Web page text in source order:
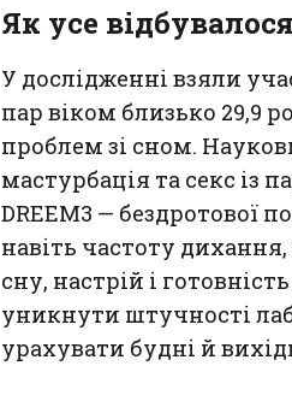
Як усе відбувалося
У дослідженні взяли
пар віком близько 29,9
проблем зі сном.
мастурбація та секс із
DREEM3 — бездротової
навіть частоту
сну, настрій і
уникнути штучності
урахувати будні й